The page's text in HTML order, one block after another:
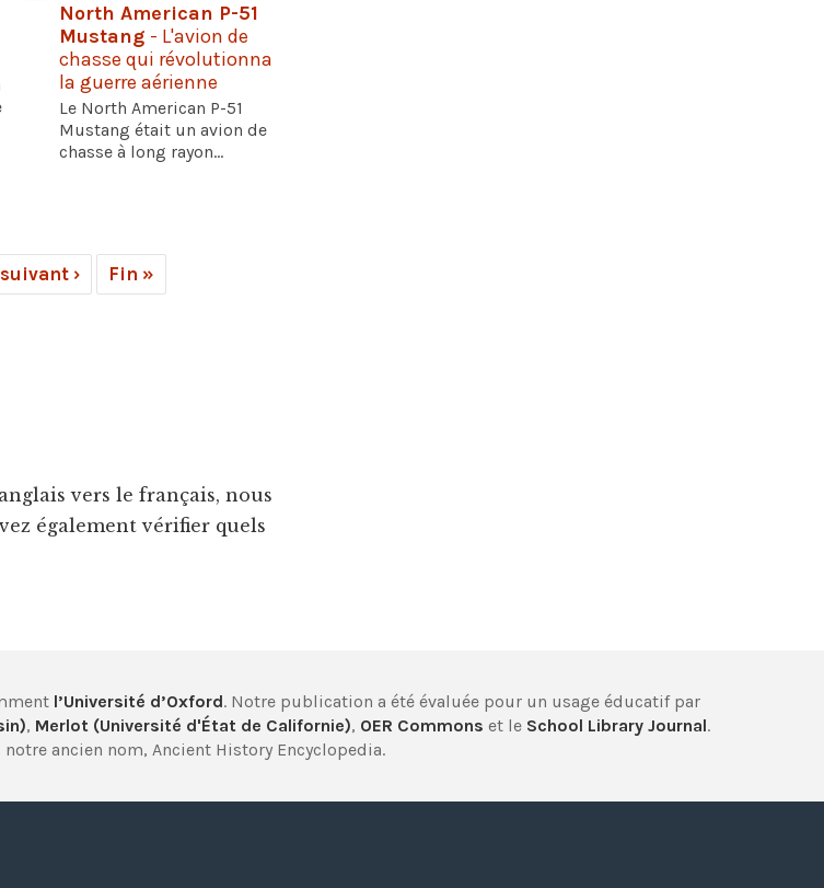
North American P-51
Mustang - L'avion de
chasse qui révolutionna
la guerre aérienne
Le North American P-51
Mustang était un avion de
chasse à long rayon...
suivant › Fin »
vers le français, nous
également vérifier quels
l’Université d’Oxford. Notre publication a été évaluée pour un usage éducatif par
, Merlot (Université d'État de Californie), OER Commons et le School Library Journal.
ancien nom, Ancient History Encyclopedia.